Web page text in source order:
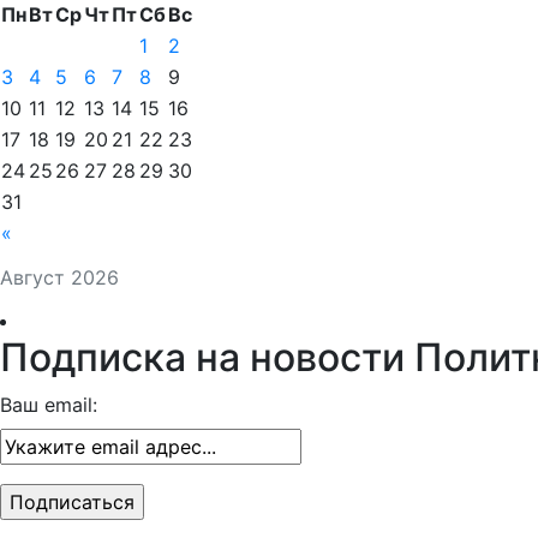
Август 2026
ПнВтСрЧтПтСбВс
«
1
2
3
4 5 6 7 8
9
10 11 12 13 14 15 16
17 18 19 20 21 22 23
24 25 26 27 28 29 30
31
Подписка на новости
Ваш email: